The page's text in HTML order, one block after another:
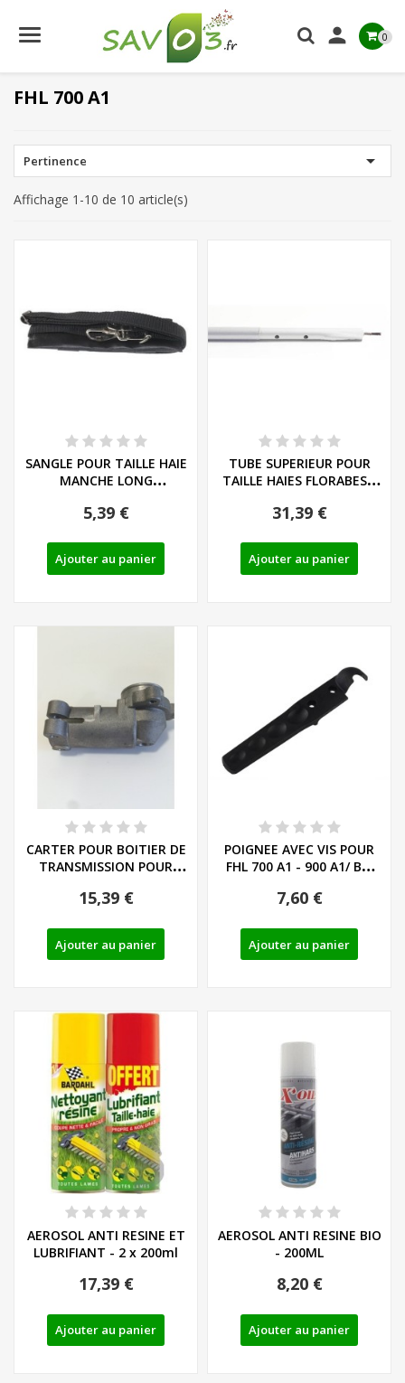
 0
FHL 700 A1
Pertinence 
Affichage 1-10 de 10 article(s)
SANGLE POUR TAILLE HAIE
MANCHE LONG
5,39 €
Ajouter au panier
TUBE SUPERIEUR POUR
TAILLE HAIES FLORABEST
31,39 €
Ajouter au panier
CARTER POUR BOITIER DE
TRANSMISSION POUR
15,39 €
Ajouter au panier
POIGNEE AVEC VIS POUR
FHL 700 A1 - 900 A1/ B2/
7,60 €
Ajouter au panier
AEROSOL ANTI RESINE ET
LUBRIFIANT - 2 x 200ml
17,39 €
Ajouter au panier
AEROSOL ANTI RESINE BIO
- 200ML
8,20 €
Ajouter au panier